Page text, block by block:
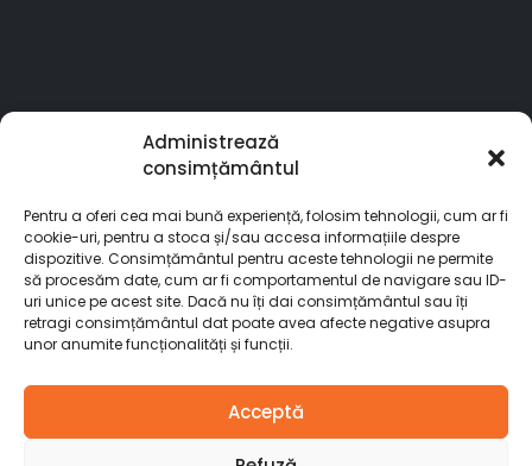
Administrează
consimțământul
Pentru a oferi cea mai bună experiență, folosim tehnologii, cum ar fi
cookie-uri, pentru a stoca și/sau accesa informațiile despre
dispozitive. Consimțământul pentru aceste tehnologii ne permite
să procesăm date, cum ar fi comportamentul de navigare sau ID-
uri unice pe acest site. Dacă nu îți dai consimțământul sau îți
retragi consimțământul dat poate avea afecte negative asupra
unor anumite funcționalități și funcții.
Acceptă
© Stardoors. 2025. All Rights Reserved